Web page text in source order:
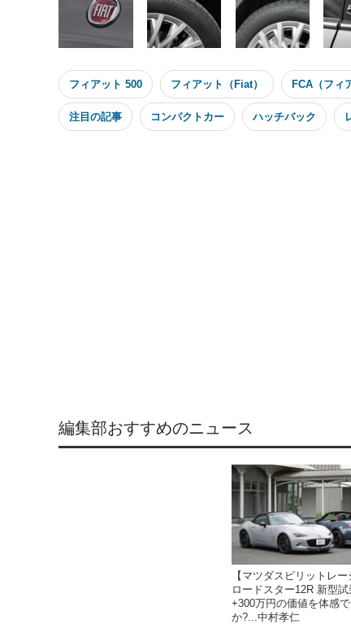
フィアット 500 フィアット（Fiat） FCA（フィ
注目の記事 コンパクトカー ハッチバック
編集部おすすめのニュース
【マツダスピリットレ
ロードスター12R 新型試
+300万円の価値を体感
か?...中村孝仁